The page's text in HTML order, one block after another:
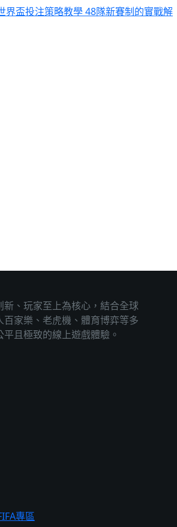
界盃投注策略教學 48隊新賽制的實戰解
、玩家至上為核心，結合全球
家樂、老虎機、體育博弈等多
且極致的線上遊戲體驗。
專區